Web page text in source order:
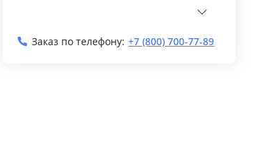
Заказ по телефону: +7 (800) 700-77-89